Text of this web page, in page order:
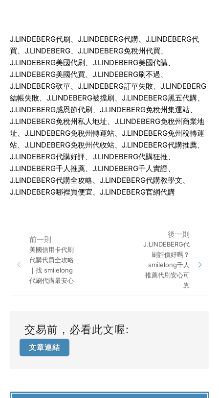
J.LINDEBERG代刷、 J.LINDEBERG代購、 J.LINDEBERG代
買、 J.LINDEBERG、 J.LINDEBERG免稅州代買、
J.LINDEBERG美國代刷、 J.LINDEBERG美國代購、
J.LINDEBERG美國代買、 J.LINDEBERG刷不過、
J.LINDEBERG砍單、 J.LINDEBERG訂單失敗、 J.LINDEBERG
結帳失敗、 J.LINDEBERG被擋刷、 J.LINDEBERG黑五代購、
J.LINDEBERG感恩節代刷、 J.LINDEBERG免稅州集運站、
J.LINDEBERG免稅州私人地址、 J.LINDEBERG免稅州商業地
址、 J.LINDEBERG免稅州轉運站、 J.LINDEBERG免州稅轉運
站、 J.LINDEBERG免稅州代收站、 J.LINDEBERG代購推薦、
J.LINDEBERG代購好評、 J.LINDEBERG代購狂推、
J.LINDEBERG千人推薦、 J.LINDEBERG千人實證、
J.LINDEBERG代購全攻略、 J.LINDEBERG代購教學文、
J.LINDEBERG哪裡買便宜、 J.LINDEBERG官網代購
前一則
美國信用卡代刷
代購代買全攻略
｜找 smilelong
代刷代購最安心
後一則
J.LINDEBERG代
刷評價好嗎？
smilelong千人
推薦代刷安心可
靠
交易前，必看此文喔:
文章連結